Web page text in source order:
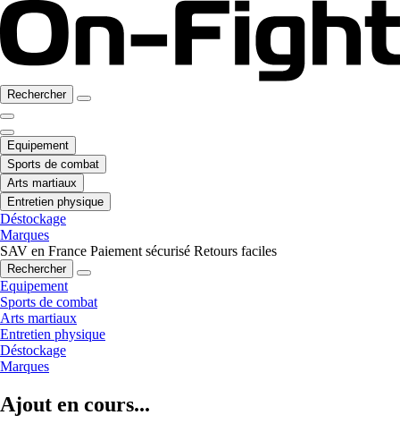
Rechercher
Equipement
Sports de combat
Arts martiaux
Entretien physique
Déstockage
Marques
SAV en France Paiement sécurisé Retours faciles
Rechercher
Equipement
Sports de combat
Arts martiaux
Entretien physique
Déstockage
Marques
Ajout en cours...